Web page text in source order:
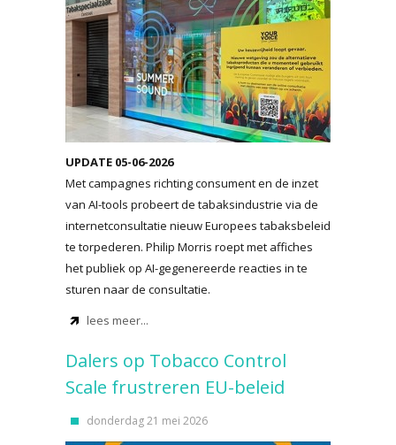
UPDATE 05-06-2026
Met campagnes richting consument en de inzet
van AI-tools probeert de tabaksindustrie via de
internetconsultatie nieuw Europees tabaksbeleid
te torpederen. Philip Morris roept met affiches
het publiek op AI-gegenereerde reacties in te
sturen naar de consultatie.
lees meer...
Dalers op Tobacco Control
Scale frustreren EU-beleid
donderdag 21 mei 2026